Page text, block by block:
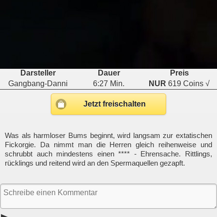
Darsteller Dauer
Preis
Gangbang-Danni
6:27 Min. NUR 619 Coins √
Jetzt freischalten
Was als harmloser Bums beginnt, wird langsam zur extatischen
Fickorgie. Da nimmt man die Herren gleich reihenweise und
schrubbt auch mindestens einen **** - Ehrensache. Rittlings,
rücklings und reitend wird an den Spermaquellen gezapft.